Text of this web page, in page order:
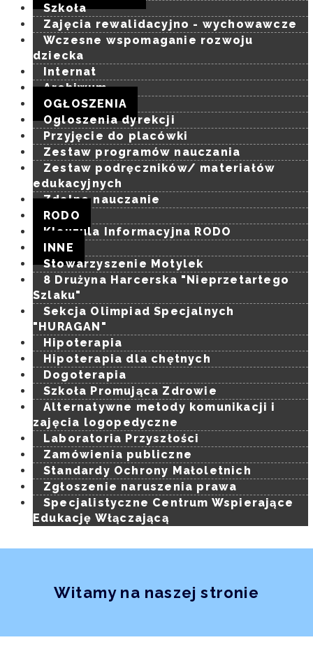
Szkoła
Zajęcia rewalidacyjno - wychowawcze
Wczesne wspomaganie rozwoju
dziecka
Internat
Archiwum
OGŁOSZENIA
Ogloszenia dyrekcji
Przyjęcie do placówki
Zestaw programów nauczania
Zestaw podręczników/ materiałów
edukacyjnych
Zdalne nauczanie
RODO
Klauzula Informacyjna RODO
INNE
Stowarzyszenie Motylek
8 Drużyna Harcerska "Nieprzetartego
Szlaku"
Sekcja Olimpiad Specjalnych
"HURAGAN"
Hipoterapia
Hipoterapia dla chętnych
Dogoterapia
Szkoła Promująca Zdrowie
Alternatywne metody komunikacji i
zajęcia logopedyczne
Laboratoria Przyszłości
Zamówienia publiczne
Standardy Ochrony Małoletnich
Zgłoszenie naruszenia prawa
Specjalistyczne Centrum Wspierające
Edukację Włączającą
Witamy na naszej stronie